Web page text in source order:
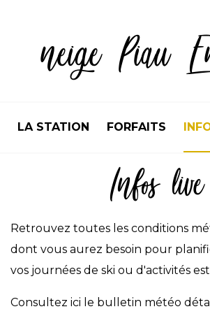
neige Piau
LA STATION FORFAITS
Infos live
Retrouvez toutes les conditions
dont vous aurez besoin pour
vos journées de ski ou d'activités
Consultez ici le bulletin météo